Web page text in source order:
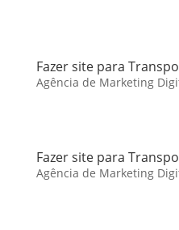
Fazer site para
Agência de Marketing
Fazer site para
Agência de Marketing